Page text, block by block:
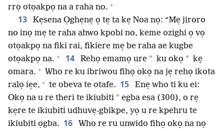
rrọ otọakpọ na a raha no. +
13
Kẹsena Ọghẹnẹ ọ tẹ ta kẹ Noa nọ: “Mẹ jiroro
no inọ mẹ te raha ahwo kpobi no, keme ozighi ọ vọ
otọakpọ na fiki rai, fikiere mẹ be raha ae kugbe
otọakpọ na. + 14 Rehọ emamọ ure * ku okọ * kẹ
omara. + Who re ku ibriwou fihọ okọ na jẹ rehọ ikota
ralọ iẹe, + te obeva te otafe. 15
Enẹ who ti ku ei:
Okọ na u re theri te ikiubiti * egba esa (300), o rẹ
kẹre te ikiubiti udhuvẹ-gbikpe, yọ u re kpehru te
ikiubiti ọgba. 16
Who re ru unwido fihọ okọ na nọ